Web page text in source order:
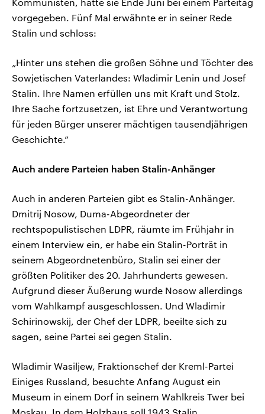
Kommunisten, hatte sie Ende Juni bei einem Parteitag
vorgegeben. Fünf Mal erwähnte er in seiner Rede
Stalin und schloss:
„Hinter uns stehen die großen Söhne und Töchter des
Sowjetischen Vaterlandes: Wladimir Lenin und Josef
Stalin. Ihre Namen erfüllen uns mit Kraft und Stolz.
Ihre Sache fortzusetzen, ist Ehre und Verantwortung
für jeden Bürger unserer mächtigen tausendjährigen
Geschichte.“
Auch andere Parteien haben Stalin-Anhänger
Auch in anderen Parteien gibt es Stalin-Anhänger.
Dmitrij Nosow, Duma-Abgeordneter der
rechtspopulistischen LDPR, räumte im Frühjahr in
einem Interview ein, er habe ein Stalin-Porträt in
seinem Abgeordnetenbüro, Stalin sei einer der
größten Politiker des 20. Jahrhunderts gewesen.
Aufgrund dieser Äußerung wurde Nosow allerdings
vom Wahlkampf ausgeschlossen. Und Wladimir
Schirinowskij, der Chef der LDPR, beeilte sich zu
sagen, seine Partei sei gegen Stalin.
Wladimir Wasiljew, Fraktionschef der Kreml-Partei
Einiges Russland, besuchte Anfang August ein
Museum in einem Dorf in seinem Wahlkreis Twer bei